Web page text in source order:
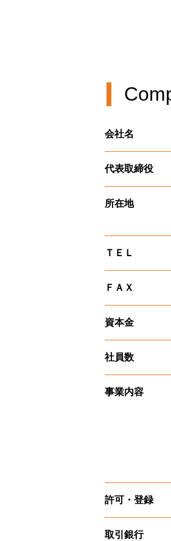
会社名
代表取締役
所在地
ＴＥＬ
ＦＡＸ
資本金
社員数
事業内容
許可・登録
取引銀行